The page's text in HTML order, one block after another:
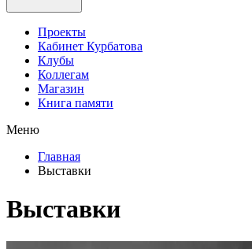
Проекты
Кабинет Курбатова
Клубы
Коллегам
Магазин
Книга памяти
Меню
Главная
Выставки
Выставки